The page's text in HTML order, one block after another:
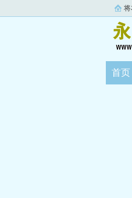
首页